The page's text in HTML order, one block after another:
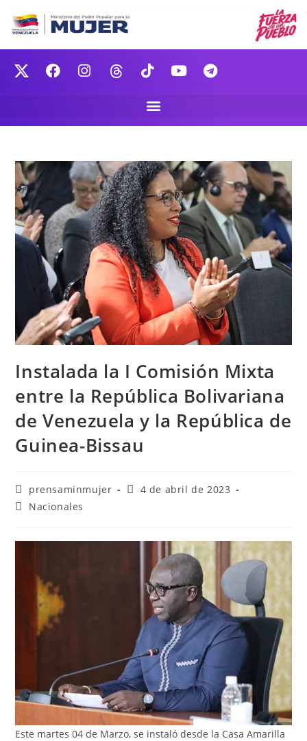
Instalada la I Comisión Mixta
entre la República Bolivariana
de Venezuela y la República de
Guinea-Bissau
prensaminmujer
4 de abril de 2023
Nacionales
Este martes 04 de Marzo, se instaló desde la Casa Amarilla